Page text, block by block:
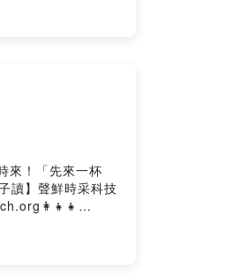
加入會員，支
來！「先來一杯
讀】聲鮮時采科技